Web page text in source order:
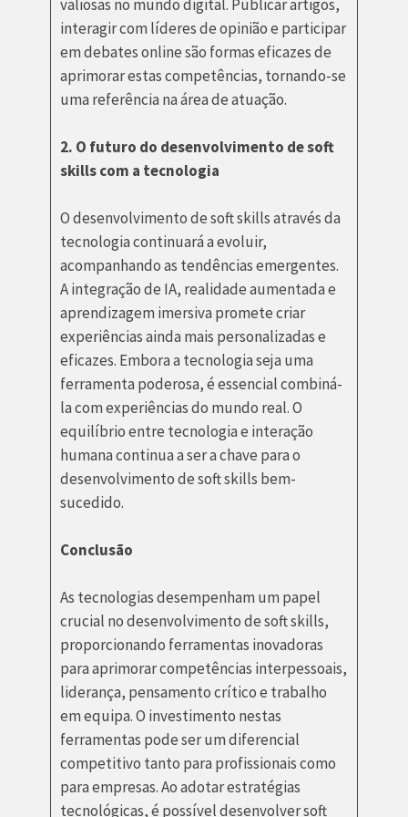
valiosas no mundo digital. Publicar artigos,
interagir com líderes de opinião e participar
em debates online são formas eficazes de
aprimorar estas competências, tornando-se
uma referência na área de atuação.
2. O futuro do desenvolvimento de soft
skills com a tecnologia
O desenvolvimento de soft skills através da
tecnologia continuará a evoluir,
acompanhando as tendências emergentes.
A integração de IA, realidade aumentada e
aprendizagem imersiva promete criar
experiências ainda mais personalizadas e
eficazes. Embora a tecnologia seja uma
ferramenta poderosa, é essencial combiná-
la com experiências do mundo real. O
equilíbrio entre tecnologia e interação
humana continua a ser a chave para o
desenvolvimento de soft skills bem-
sucedido.
Conclusão
As tecnologias desempenham um papel
crucial no desenvolvimento de soft skills,
proporcionando ferramentas inovadoras
para aprimorar competências interpessoais,
liderança, pensamento crítico e trabalho
em equipa. O investimento nestas
ferramentas pode ser um diferencial
competitivo tanto para profissionais como
para empresas. Ao adotar estratégias
tecnológicas, é possível desenvolver soft